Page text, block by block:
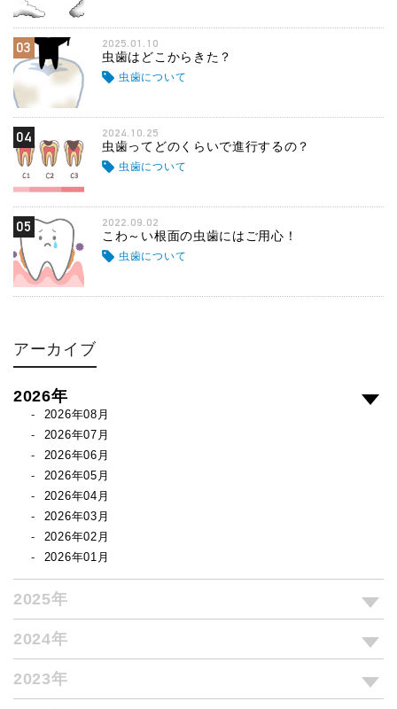
03 2025.01.10
虫歯はどこからきた？
虫歯について
04 2024.10.25
虫歯ってどのくらいで進行するの？
虫歯について
05 2022.09.02
こわ～い根面の虫歯にはご用心！
虫歯について
アーカイブ
2026年
2026年08月
2026年07月
2026年06月
2026年05月
2026年04月
2026年03月
2026年02月
2026年01月
2025年
2024年
2023年